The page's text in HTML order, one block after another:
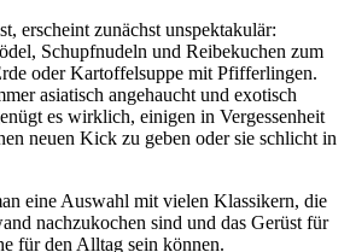
erscheint zunächst unspektakulär:
Schupfnudeln und Reibekuchen zum
oder Kartoffelsuppe mit Pfifferlingen.
asiatisch angehaucht und exotisch
es wirklich, einigen in Vergessenheit
neuen Kick zu geben oder sie schlicht in
eine Auswahl mit vielen Klassikern, die
nachzukochen sind und das Gerüst für
für den Alltag sein können.